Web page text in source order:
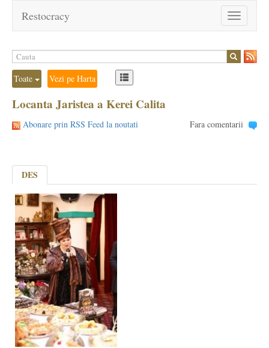
Toggle
navigation
Restocracy
Toate Vezi pe Harta
Locanta Jaristea a Kerei Calita
Abonare prin RSS Feed la noutati Fara comentarii
DES